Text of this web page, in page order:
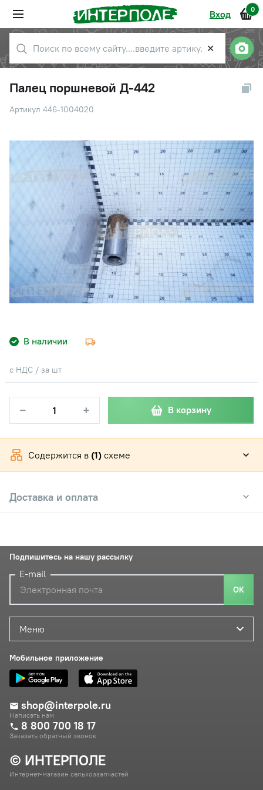
Вход 0
✕
Палец поршневой Д-442
Артикул 446-1004020
В наличии
с НДС / за шт
− + В корзину
Содержится в (1) схеме
Доставка и оплата
© ИНТЕРПОЛЕ
Интернет-магазин сельхоззапчастей
Меню
Мобильное приложение
shop@interpole.ru
Написать нам
8 800 700 18 17
Заказать обратный звонок
Подпишитесь на нашу рассылку
E-mail
ОК